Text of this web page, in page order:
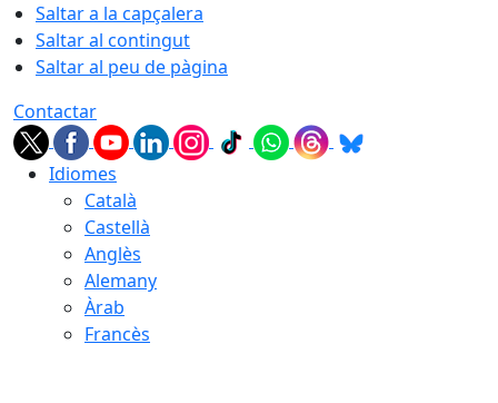
Saltar a la capçalera
Saltar al contingut
Saltar al peu de pàgina
Contactar
Idiomes
Català
Castellà
Anglès
Alemany
Àrab
Francès